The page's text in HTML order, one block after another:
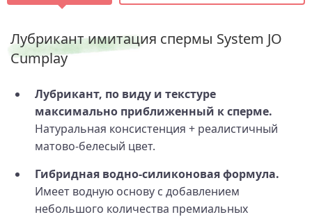
Лубрикант имитация спермы System JO
Cumplay
Лубрикант, по виду и текстуре
максимально приближенный к сперме.
Натуральная консистенция + реалистичный
матово-белесый цвет.
Гибридная водно-силиконовая формула.
Имеет водную основу с добавлением
небольшого количества премиальных